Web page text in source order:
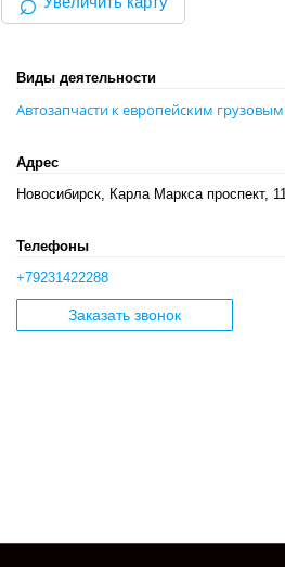
Виды деятельности
Автозапчасти к европейским
Адрес
Новосибирск, Карла Маркса проспект,
Телефоны
+79231422288
Заказать звонок